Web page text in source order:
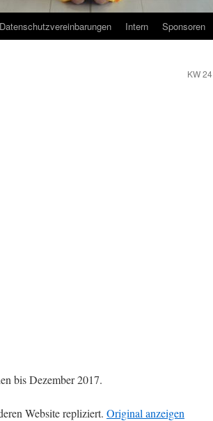
Datenschutzvereinbarungen Intern Sponsoren
KW 24
bis Dezember 2017.
Website repliziert. Original anzeigen